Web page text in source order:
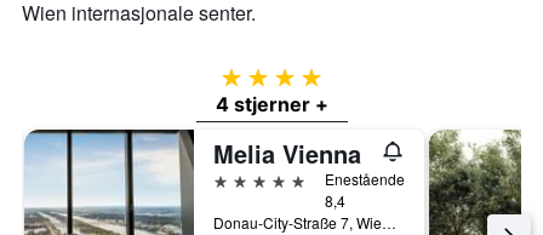
Wien internasjonale senter.
4 stjerner
4 stjerner +
Melia Vienna
5 stjerner
Enestående
8,4
Donau-City-Straße 7, Wien, Wien, Østerrike